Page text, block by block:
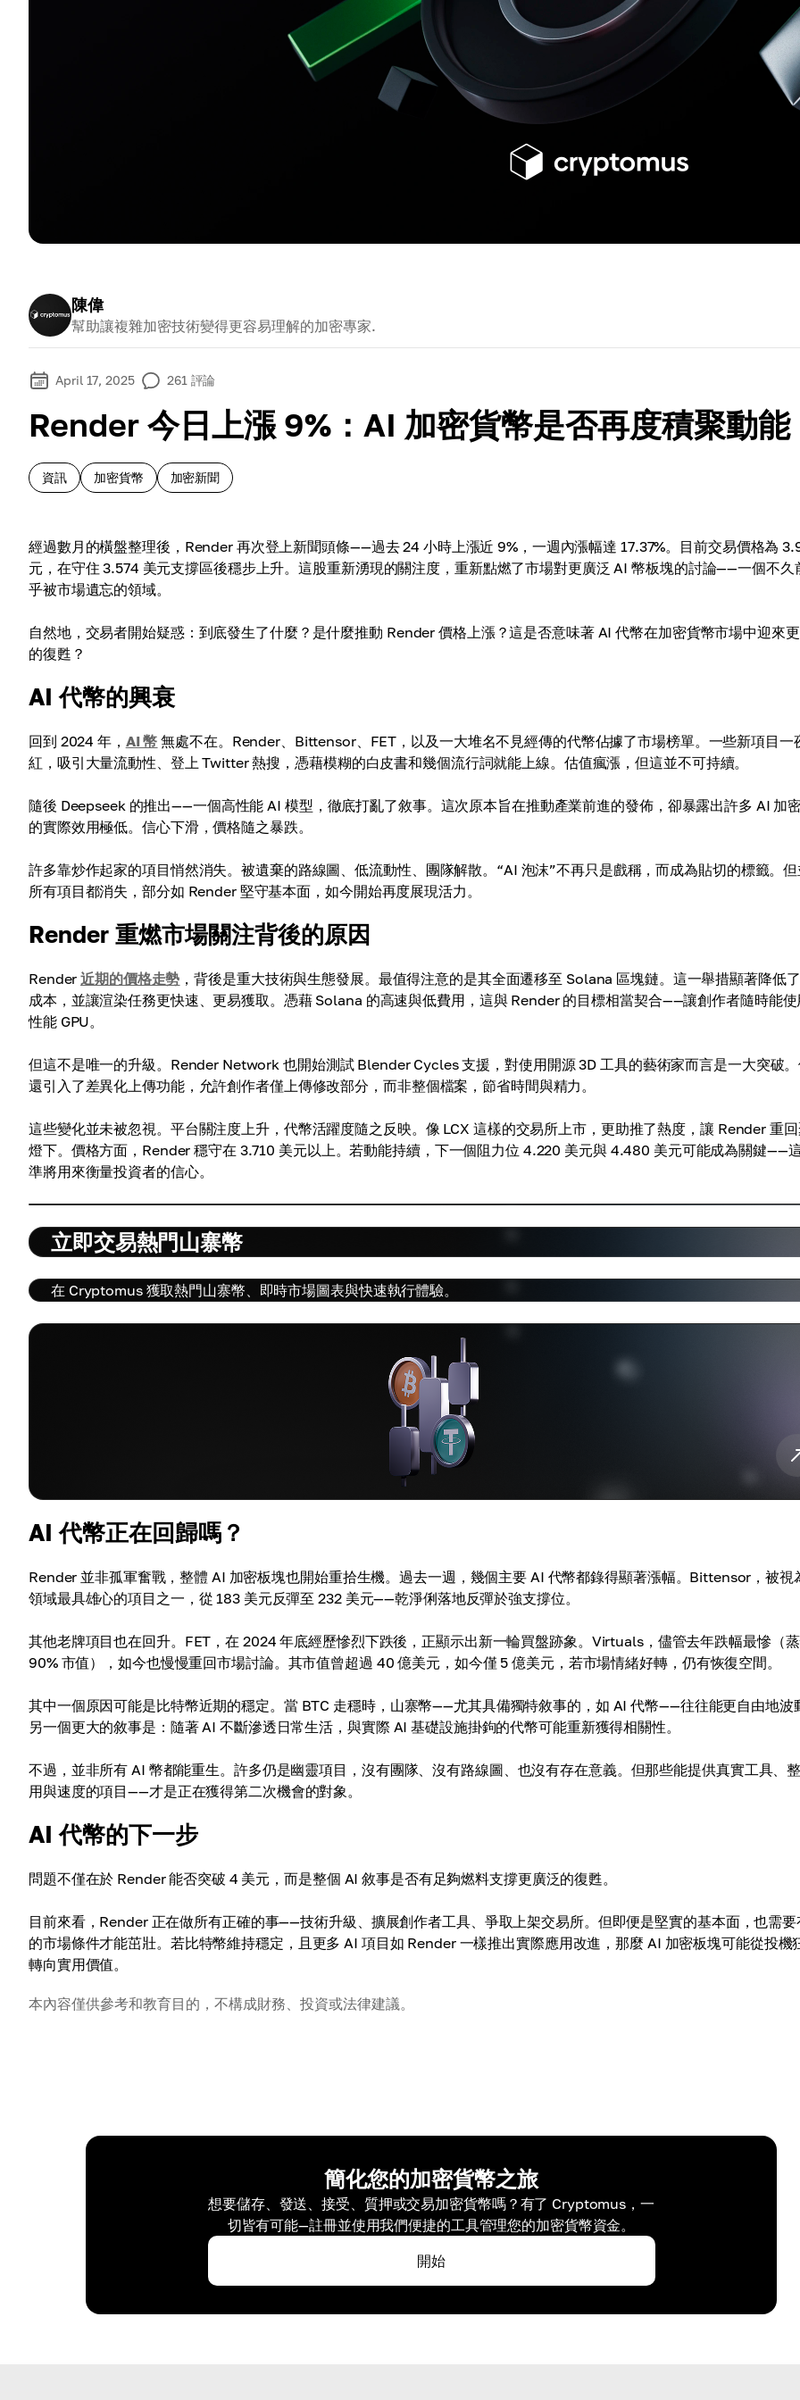
陳偉
幫助讓複雜加密技術變得更容易理解的加密專家.
April 17, 2025 261 評論
Render 今日上漲 9%：AI 加密貨幣是否再度積聚動能
資訊 加密貨幣 加密新聞
經過數月的橫盤整理後，Render 再次登上新聞頭條——過去 24 小時上漲近 9%，一週內漲幅達 17.37%。目前交易價格為
元，在守住 3.574 美元支撐區後穩步上升。這股重新湧現的關注度，重新點燃了市場對更廣泛 AI 幣板塊的討論——一個不久
乎被市場遺忘的領域。
自然地，交易者開始疑惑：到底發生了什麼？是什麼推動 Render 價格上漲？這是否意味著 AI 代幣在加密貨幣市場中迎來
的復甦？
AI 代幣的興衰
回到 2024 年， AI 幣 無處不在。Render、Bittensor、FET，以及一大堆名不見經傳的代幣佔據了市場榜單。一些新項目一
紅，吸引大量流動性、登上 Twitter 熱搜，憑藉模糊的白皮書和幾個流行詞就能上線。估值瘋漲，但這並不可持續。
隨後 Deepseek 的推出——一個高性能 AI 模型，徹底打亂了敘事。這次原本旨在推動產業前進的發佈，卻暴露出許多 AI 加
的實際效用極低。信心下滑，價格隨之暴跌。
許多靠炒作起家的項目悄然消失。被遺棄的路線圖、低流動性、團隊解散。“AI 泡沫”不再只是戲稱，而成為貼切的標籤。
所有項目都消失，部分如 Render 堅守基本面，如今開始再度展現活力。
Render 重燃市場關注背後的原因
Render近期的價格走勢 ，背後是重大技術與生態發展。最值得注意的是其全面遷移至 Solana 區塊鏈。這一舉措顯著降低
成本，並讓渲染任務更快速、更易獲取。憑藉 Solana 的高速與低費用，這與 Render 的目標相當契合——讓創作者隨時能使
性能 GPU。
但這不是唯一的升級。Render Network 也開始測試 Blender Cycles 支援，對使用開源 3D 工具的藝術家而言是一大突破
還引入了差異化上傳功能，允許創作者僅上傳修改部分，而非整個檔案，節省時間與精力。
這些變化並未被忽視。平台關注度上升，代幣活躍度隨之反映。像 LCX 這樣的交易所上市，更助推了熱度，讓 Render 重
燈下。價格方面，Render 穩守在 3.710 美元以上。若動能持續，下一個阻力位 4.220 美元與 4.480 美元可能成為關鍵——
準將用來衡量投資者的信心。
立即交易熱門山寨幣
在 Cryptomus 獲取熱門山寨幣、即時市場圖表與快速執行體驗。
AI 代幣正在回歸嗎？
Render 並非孤軍奮戰，整體 AI 加密板塊也開始重拾生機。過去一週，幾個主要 AI 代幣都錄得顯著漲幅。Bittensor，被視
領域最具雄心的項目之一，從 183 美元反彈至 232 美元——乾淨俐落地反彈於強支撐位。
其他老牌項目也在回升。FET，在 2024 年底經歷慘烈下跌後，正顯示出新一輪買盤跡象。Virtuals，儘管去年跌幅最慘（
90% 市值），如今也慢慢重回市場討論。其市值曾超過 40 億美元，如今僅 5 億美元，若市場情緒好轉，仍有恢復空間。
其中一個原因可能是比特幣近期的穩定。當 BTC 走穩時，山寨幣——尤其具備獨特敘事的，如 AI 代幣——往往能更自由地波
另一個更大的敘事是：隨著 AI 不斷滲透日常生活，與實際 AI 基礎設施掛鉤的代幣可能重新獲得相關性。
不過，並非所有 AI 幣都能重生。許多仍是幽靈項目，沒有團隊、沒有路線圖、也沒有存在意義。但那些能提供真實工具、
用與速度的項目——才是正在獲得第二次機會的對象。
AI 代幣的下一步
問題不僅在於 Render 能否突破 4 美元，而是整個 AI 敘事是否有足夠燃料支撐更廣泛的復甦。
目前來看，Render 正在做所有正確的事——技術升級、擴展創作者工具、爭取上架交易所。但即便是堅實的基本面，也需要
的市場條件才能茁壯。若比特幣維持穩定，且更多 AI 項目如 Render 一樣推出實際應用改進，那麼 AI 加密板塊可能從投機
轉向實用價值。
本內容僅供參考和教育目的，不構成財務、投資或法律建議。
簡化您的加密貨幣之旅
想要儲存、發送、接受、質押或交易加密貨幣嗎？有了 Cryptomus，一
切皆有可能—註冊並使用我們便捷的工具管理您的加密貨幣資金。
開始